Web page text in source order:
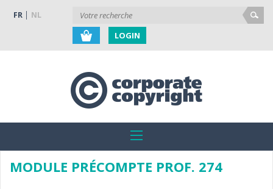
FR NL
LOGIN
MODULE PRÉCOMPTE PROF. 274